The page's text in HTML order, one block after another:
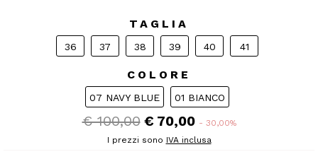
TAGLIA
36 37 38 39 40 41
COLORE
07 NAVY BLUE 01 BIANCO
€ 100,00 € 70,00 - 30,00%
I prezzi sono IVA inclusa